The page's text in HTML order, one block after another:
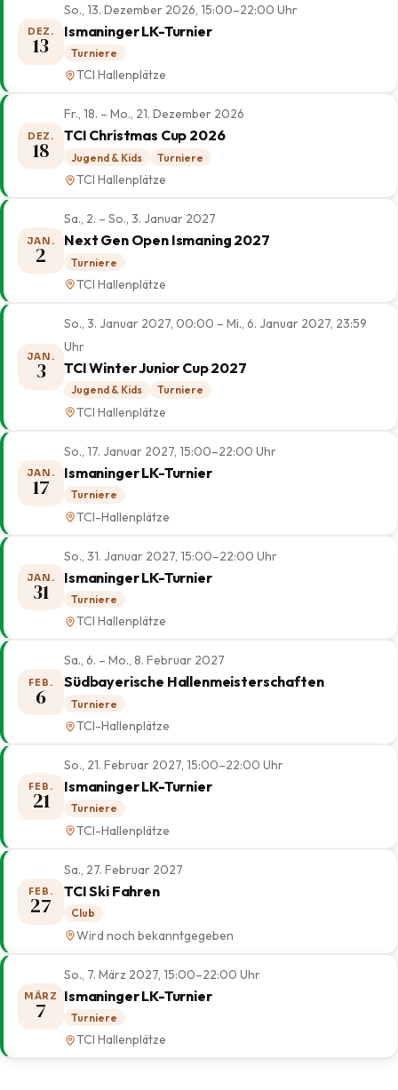
DEZ.
13
So., 13. Dezember 2026, 15:00–22:00 Uhr
Ismaninger LK-Turnier
Turniere
TCI Hallenplätze
DEZ.
18
Fr., 18. – Mo., 21. Dezember 2026
TCI Christmas Cup 2026
Jugend & Kids Turniere
TCI Hallenplätze
JAN.
2
Sa., 2. – So., 3. Januar 2027
Next Gen Open Ismaning 2027
Turniere
TCI Hallenplätze
JAN.
3
So., 3. Januar 2027, 00:00 – Mi., 6. Januar 2027, 23:59
Uhr
TCI Winter Junior Cup 2027
Jugend & Kids Turniere
TCI Hallenplätze
JAN.
17
So., 17. Januar 2027, 15:00–22:00 Uhr
Ismaninger LK-Turnier
Turniere
TCI-Hallenplätze
JAN.
31
So., 31. Januar 2027, 15:00–22:00 Uhr
Ismaninger LK-Turnier
Turniere
TCI Hallenplätze
FEB.
6
Sa., 6. – Mo., 8. Februar 2027
Südbayerische Hallenmeisterschaften
Turniere
TCI-Hallenplätze
FEB.
21
So., 21. Februar 2027, 15:00–22:00 Uhr
Ismaninger LK-Turnier
Turniere
TCI-Hallenplätze
FEB.
27
Sa., 27. Februar 2027
TCI Ski Fahren
Club
Wird noch bekanntgegeben
MÄRZ
7
So., 7. März 2027, 15:00–22:00 Uhr
Ismaninger LK-Turnier
Turniere
TCI Hallenplätze